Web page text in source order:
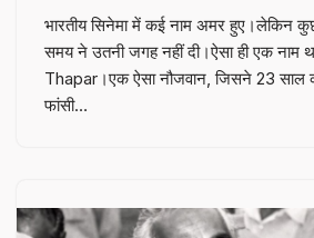
भारतीय सिनेमा में कई नाम अमर हुए।लेकिन
समय ने उतनी जगह नहीं दी।ऐसा ही एक नाम
Thapar।एक ऐसा नौजवान, जिसने 23 साल
फांसी…